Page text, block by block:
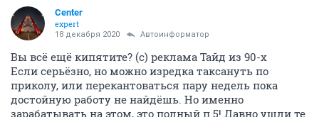
Center
expert
18 декабря 2020 Автоинформатор
Вы всё ещё кипятите? (с) реклама Тайд из 90-х
Если серьёзно, но можно изредка таксануть по
приколу, или перекантоваться пару недель пока
достойную работу не найдёшь. Но именно
зарабатывать на этом, это полный п.5! Давно ушли те